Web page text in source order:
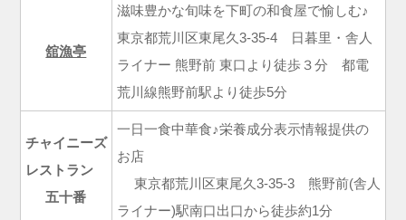
舘漁亭
滋味豊かな旬味を下町の和食屋で愉しむ♪
東京都荒川区東尾久3-35-4 日暮里・舎人
ライナー 熊野前 東口より徒歩３分 都電
荒川線熊野前駅より徒歩5分
チャイニーズ
レストラン
五十番
一日一食中華食♪栄養成分表示情報提供の
お店
東京都荒川区東尾久3-35-3 熊野前(舎人
ライナー)駅南口出口から徒歩約1分